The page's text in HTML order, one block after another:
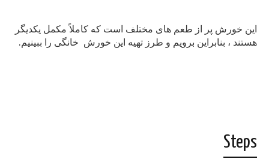
این خورش پر از طعم های مختلف است که کاملاً مکمل یکدیگر
هستند ، بنابراین برویم و طرز تهیه این خورش خانگی را ببینیم.
Steps